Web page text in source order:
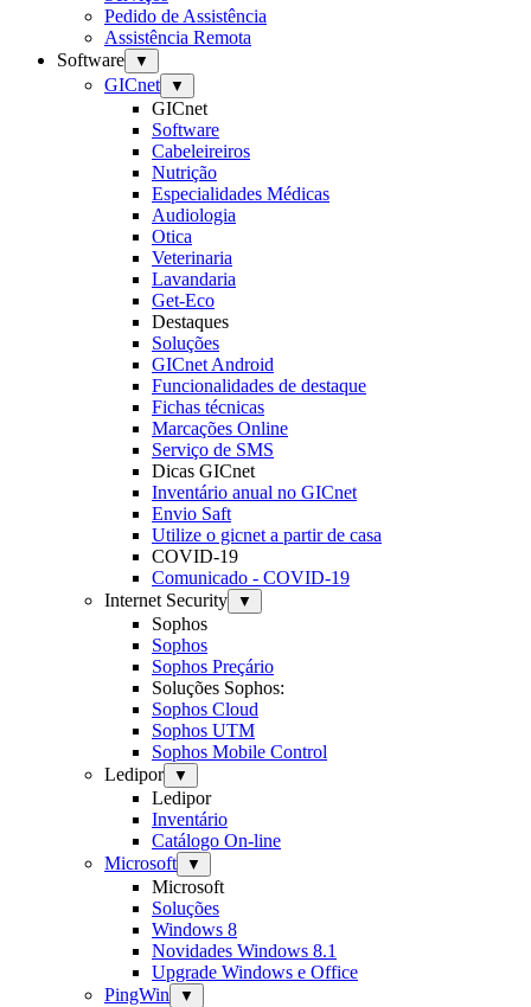
Pedido de Assistência
Assistência Remota
Software
▼
GICnet ▼
GICnet
Software
Cabeleireiros
Nutrição
Especialidades Médicas
Audiologia
Otica
Veterinaria
Lavandaria
Get-Eco
Destaques
Soluções
GICnet Android
Funcionalidades de destaque
Fichas técnicas
Marcações Online
Serviço de SMS
Dicas GICnet
Inventário anual no GICnet
Envio Saft
Utilize o gicnet a partir de casa
COVID-19
Comunicado - COVID-19
Internet Security
▼
Sophos
Sophos
Sophos Preçário
Soluções Sophos:
Sophos Cloud
Sophos UTM
Sophos Mobile Control
Ledipor
▼
Ledipor
Inventário
Catálogo On-line
Microsoft
▼
Microsoft
Soluções
Windows 8
Novidades Windows 8.1
Upgrade Windows e Office
PingWin
▼